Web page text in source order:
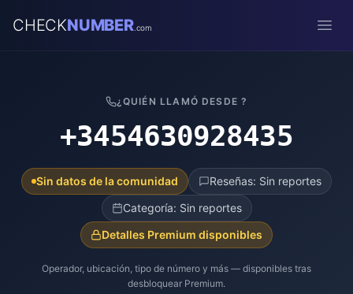
CHECKNUMBER.com
¿QUIÉN LLAMÓ DESDE ?
+3454630928435
Sin datos de la comunidad
Reseñas: Sin reportes
Categoría: Sin reportes
Detalles Premium disponibles
Operador, ubicación, tipo de número y más — disponibles tras
desbloquear Premium.